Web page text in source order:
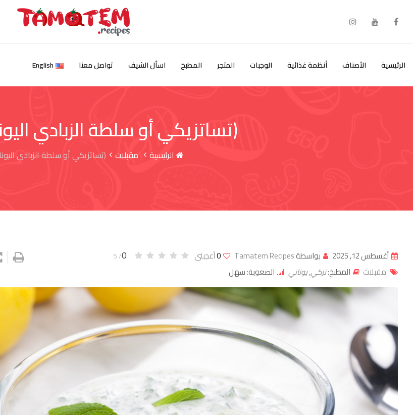
الرئيسية الأصناف أنظمة غذائية الوجبات المتجر المطبخ اسأل الشيف تواصل معنا English
(تساتزيكي أو سلطة الزبادي
الرئيسية مقبلات (تساتزيكي أو سلطة الزبادي
أغسطس 12, 2025 بواسطةTamatem Recipes
0أعجبنى 0
/ 5
مقبلات المطبخ:تركي,يوناني الصعوبة: سهل